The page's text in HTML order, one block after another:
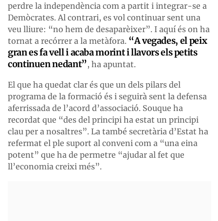
perdre la independència com a partit i integrar-se a
Demòcrates. Al contrari, es vol continuar sent una
veu lliure: “no hem de desaparèixer”. I aquí és on ha
tornat a recórrer a la metàfora. “A vegades, el peix
gran es fa vell i acaba morint i llavors els petits
continuen nedant”, ha apuntat.
El que ha quedat clar és que un dels pilars del
programa de la formació és i seguirà sent la defensa
aferrissada de l’acord d’associació. Souque ha
recordat que “des del principi ha estat un principi
clau per a nosaltres”. La també secretària d’Estat ha
refermat el ple suport al conveni com a “una eina
potent” que ha de permetre “ajudar al fet que
ll’economia creixi més”.